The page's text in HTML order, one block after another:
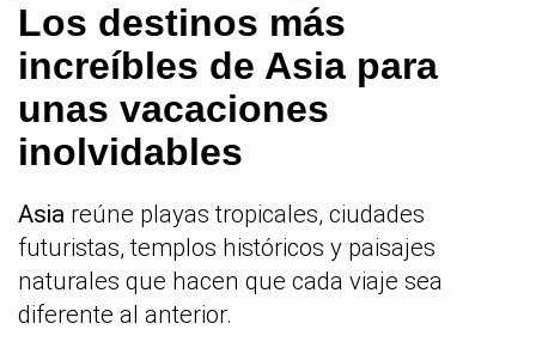
Los destinos más
increíbles de Asia para
unas vacaciones
inolvidables
Asia reúne playas tropicales, ciudades
futuristas, templos históricos y paisajes
naturales que hacen que cada viaje sea
diferente al anterior.